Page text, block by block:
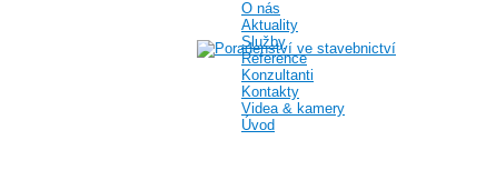
O nás
Aktuality
Služby
Reference
Konzultanti
Kontakty
Videa & kamery
Úvod